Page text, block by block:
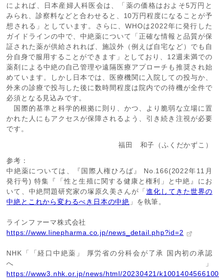
によれば、日本産婦人科医会は、「薬の価格はおよそ5万円と
みられ、診察料などと合わせると、 10万円程度になることが予
想される」としています。さらに、WHOは2022年に発行した
ガイドラインの中で、中絶薬について「正確な情報と品質が保
証された薬が供給されれば、施設外（例えば自宅など）でも自
分自身で服用することができます」としており、 12週未満での
薬剤による中絶の自己管理や遠隔医療アプローチも推奨され始
めています。しかし日本では、医療機関に入院しての投与か、
外来の診療で投与した後に数時間程度は院内での待機が全件で
必須となる見込みです。
国際的基準と科学的根拠に則り、かつ、より脆弱な立場に置
かれた人にもアクセスが保障されるよう、引き続き注視が必要
です。
福田 和子（ふくだかずこ）
参考：
中絶薬については、『国際人権ひろば』
No.166(2022年11 月
発行号)特集『「性と生殖に関する健康と権利」と中絶』にお
いて、中絶問題研究家の塚原久美さんが「進化してきた世界の
中絶とこれから変わるべき日本の中絶 」を執筆。
ラインファーマ株式会社
https://www.linepharma.co.jp/news_detail.php?id=2
NHK「「経口中絶薬」 厚労省の分科会が了承 国内初の承認
へ」
https://www3.nhk.or.jp/news/html/20230421/